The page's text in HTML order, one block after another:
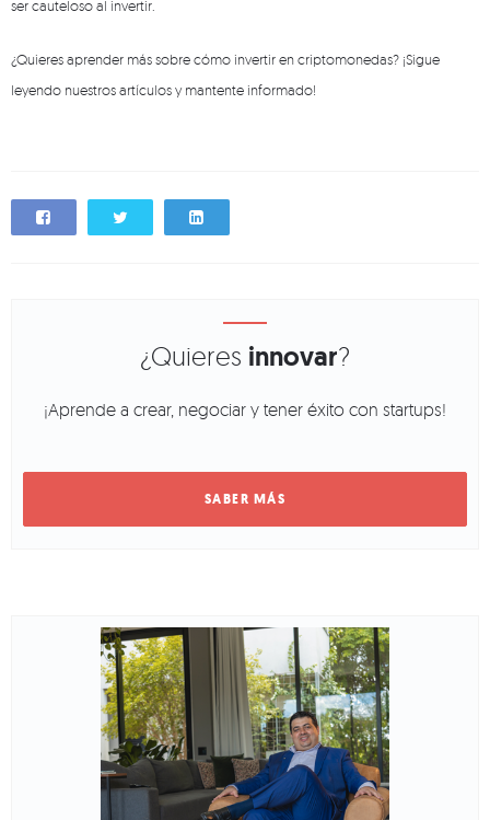
ser cauteloso al invertir.
¿Quieres aprender más sobre cómo invertir en criptomonedas? ¡Sigue
leyendo nuestros artículos y mantente informado!
¿Quieres innovar?
¡Aprende a crear, negociar y tener éxito con startups!